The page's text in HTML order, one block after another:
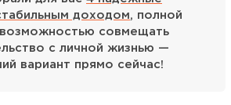
доходом, полной
совмещать
с личной жизнью —
вариант прямо сейчас!